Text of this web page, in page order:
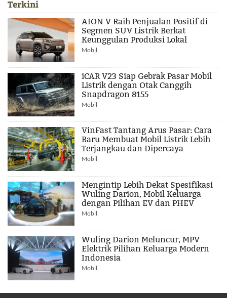
Terkini
AION V Raih Penjualan Positif di
Segmen SUV Listrik Berkat
Keunggulan Produksi Lokal
Mobil
iCAR V23 Siap Gebrak Pasar Mobil
Listrik dengan Otak Canggih
Snapdragon 8155
Mobil
VinFast Tantang Arus Pasar: Cara
Baru Membuat Mobil Listrik Lebih
Terjangkau dan Dipercaya
Mobil
Mengintip Lebih Dekat Spesifikasi
Wuling Darion, Mobil Keluarga
dengan Pilihan EV dan PHEV
Mobil
Wuling Darion Meluncur, MPV
Elektrik Pilihan Keluarga Modern
Indonesia
Mobil